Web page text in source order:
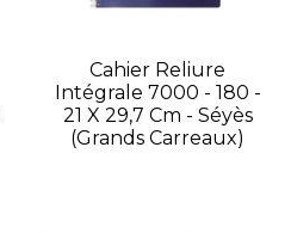
Cahier Reliure
Intégrale 7000 - 180 -
21 X 29,7 Cm - Séyès
(grands Carreaux)